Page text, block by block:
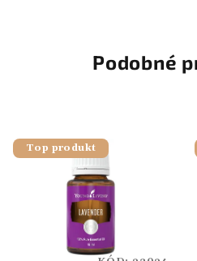
Podobné
Top produkt